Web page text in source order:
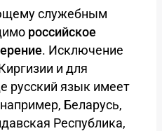
служебным
российское
. Исключение
и для
русский язык имеет
Беларусь,
Республика,